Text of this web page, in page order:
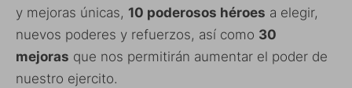
y mejoras únicas, 10 poderosos héroes a elegir,
nuevos poderes y refuerzos, así como 30
mejoras que nos permitirán aumentar el poder de
nuestro ejercito.